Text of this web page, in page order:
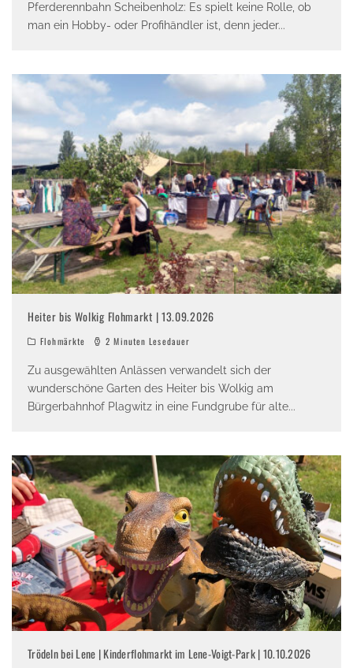
Pferderennbahn Scheibenholz: Es spielt keine Rolle, ob
man ein Hobby- oder Profihändler ist, denn jeder...
Heiter bis Wolkig Flohmarkt | 13.09.2026
Flohmärkte 2 Minuten Lesedauer
Zu ausgewählten Anlässen verwandelt sich der
wunderschöne Garten des Heiter bis Wolkig am
Bürgerbahnhof Plagwitz in eine Fundgrube für alte...
Trödeln bei Lene | Kinderflohmarkt im Lene-Voigt-Park | 10.10.2026